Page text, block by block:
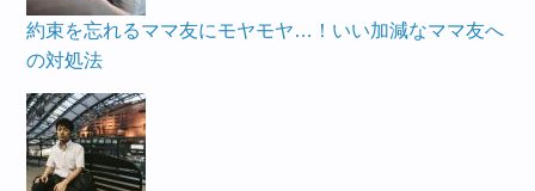
約束を忘れるママ友にモヤモヤ…！いい加減なママ友へ
の対処法